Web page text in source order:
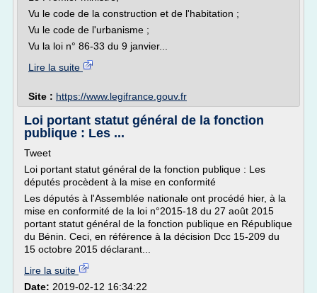
Vu le code de la construction et de l'habitation ;
Vu le code de l'urbanisme ;
Vu la loi n° 86-33 du 9 janvier...
Lire la suite
Site : https://www.legifrance.gouv.fr
Loi portant statut général de la fonction
publique : Les ...
Tweet
Loi portant statut général de la fonction publique : Les
députés procèdent à la mise en conformité
Les députés à l'Assemblée nationale ont procédé hier, à la
mise en conformité de la loi n°2015-18 du 27 août 2015
portant statut général de la fonction publique en République
du Bénin. Ceci, en référence à la décision Dcc 15-209 du
15 octobre 2015 déclarant...
Lire la suite
Date: 2019-02-12 16:34:22